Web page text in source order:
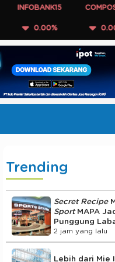
INFOBANK15
0.00%
COMPOSITE
0.00%
Trending
Secret Recipe
Sport MAPA
Punggung
2 jam yang lalu
Lebih dari Mie